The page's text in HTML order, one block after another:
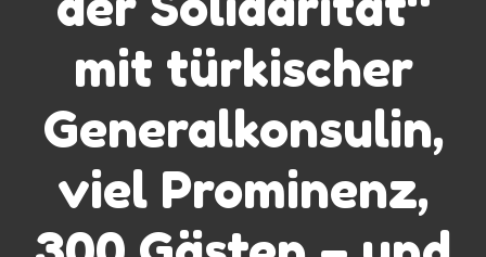
mit türkischer
Generalkonsulin,
viel Prominenz,